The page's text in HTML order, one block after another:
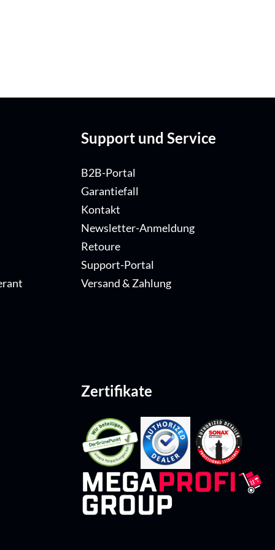
Support und Service
B2B-Portal
Garantiefall
Kontakt
Newsletter-Anmeldung
Retoure
Support-Portal
Versand & Zahlung
Zertifikate